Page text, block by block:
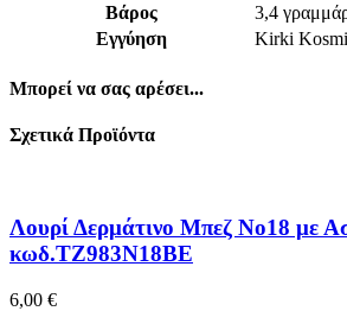
Βάρος
3,4
Εγγύηση
Kirki
Μπορεί να σας αρέσει...
Σχετικά Προϊόντα
Λουρί Δερμάτινο Μπεζ No18 με
κωδ.TZ983N18BE
6,00 €